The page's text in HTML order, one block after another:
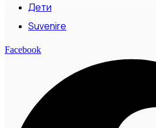
Дети
Suvenire
Facebook